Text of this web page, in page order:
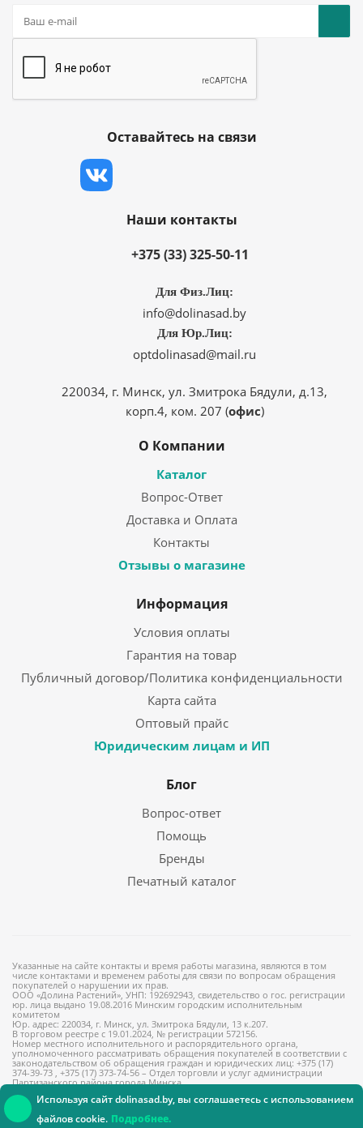
Используя сайт dolinasad.by, вы соглашаетесь с использованием
файлов cookie. Подробнее.
Оставайтесь на связи
Наши контакты
+375 (33) 325-50-11
Для Физ.Лиц:
info@dolinasad.by
Для Юр.Лиц:
optdolinasad@mail.ru
220034, г. Минск, ул. Змитрока Бядули, д.13,
корп.4, ком. 207 (офис)
О Компании
Каталог
Вопрос-Ответ
Доставка и Оплата
Контакты
Отзывы о магазине
Информация
Условия оплаты
Гарантия на товар
Публичный договор/Политика конфиденциальности
Карта сайта
Оптовый прайс
Юридическим лицам и ИП
Блог
Вопрос-ответ
Помощь
Бренды
Печатный каталог
Указанные на сайте контакты и время работы магазина, являются в том
числе контактами и временем работы для связи по вопросам обращения
покупателей о нарушении их прав.
ООО «Долина Растений», УНП: 192692943, свидетельство о гос. регистрации
юр. лица выдано 19.08.2016 Минским городским исполнительным
комитетом
Юр. адрес: 220034, г. Минск, ул. Змитрока Бядули, 13 к.207.
В торговом реестре с 19.01.2024, № регистрации 572156.
Номер местного исполнительного и распорядительного органа,
уполномоченного рассматривать обращения покупателей в соответствии с
законодательством об обращения граждан и юридических лиц: +375 (17)
374-39-73 , +375 (17) 373-74-56 – Отдел торговли и услуг администрации
Партизанского района города Минска